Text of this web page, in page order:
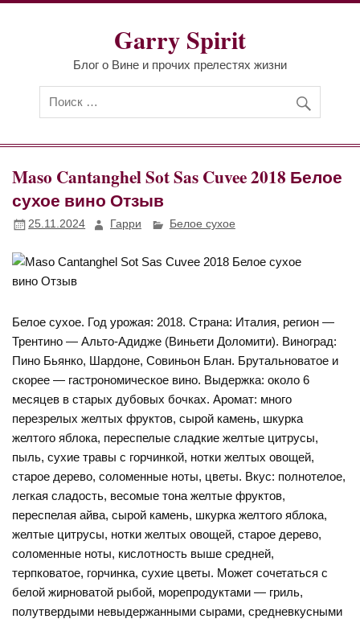
Перейти
Garry Spirit
Блог о Вине и прочих прелестях жизни
Maso Cantanghel Sot Sas Cuvee 2018 Белое
сухое вино Отзыв
25.11.2024 Гарри Белое сухое
Белое сухое. Год урожая: 2018. Страна: Италия, регион —
Трентино — Альто-Адидже (Виньети Доломити). Виноград:
Пино Бьянко, Шардоне, Совиньон Блан. Брутальноватое и
скорее — гастрономическое вино. Выдержка: около 6
месяцев в старых дубовых бочках. Аромат: много
перезрелых желтых фруктов, сырой камень, шкурка
желтого яблока, переспелые сладкие желтые цитрусы,
пыль, сухие травы с горчинкой, нотки желтых овощей,
старое дерево, соломенные ноты, цветы. Вкус: полнотелое,
легкая сладость, весомые тона желтые фруктов,
переспелая айва, сырой камень, шкурка желтого яблока,
желтые цитрусы, нотки желтых овощей, старое дерево,
соломенные ноты, кислотность выше средней,
терпковатое, горчинка, сухие цветы. Может сочетаться с
белой жирноватой рыбой, морепродуктами — гриль,
полутвердыми невыдержанными сырами, средневкусными